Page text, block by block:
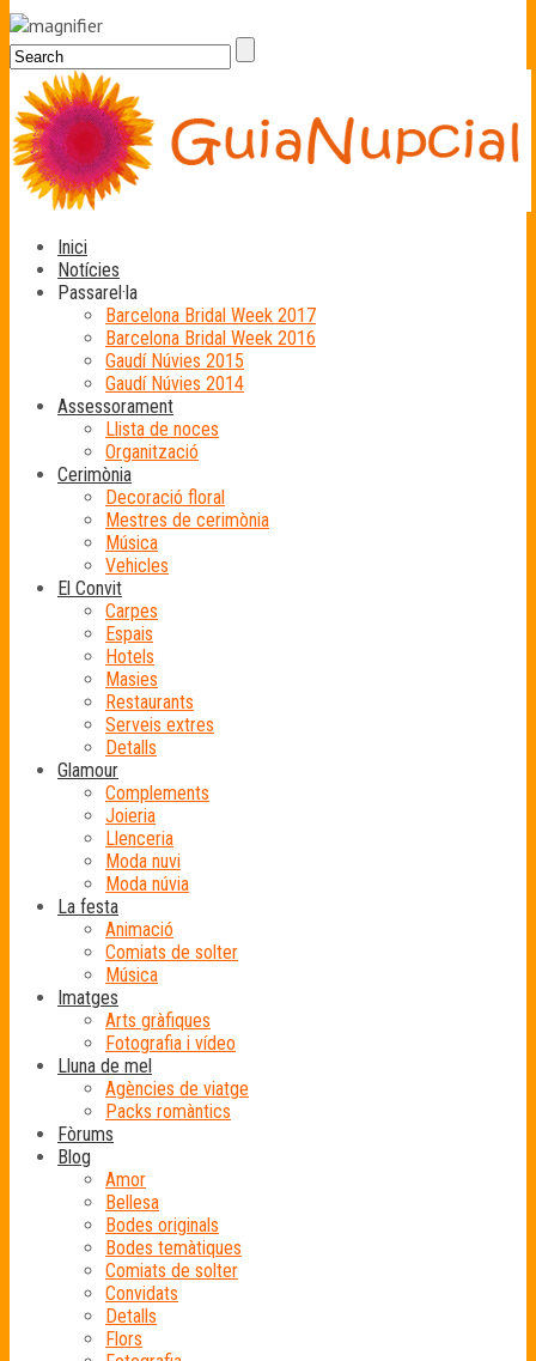
Inici
Notícies
Passarel·la
Barcelona Bridal Week 2017
Barcelona Bridal Week 2016
Gaudí Núvies 2015
Gaudí Núvies 2014
Assessorament
Llista de noces
Organització
Cerimònia
Decoració floral
Mestres de cerimònia
Música
Vehicles
El Convit
Carpes
Espais
Hotels
Masies
Restaurants
Serveis extres
Detalls
Glamour
Complements
Joieria
Llenceria
Moda nuvi
Moda núvia
La festa
Animació
Comiats de solter
Música
Imatges
Arts gràfiques
Fotografia i vídeo
Lluna de mel
Agències de viatge
Packs romàntics
Fòrums
Blog
Amor
Bellesa
Bodes originals
Bodes temàtiques
Comiats de solter
Convidats
Detalls
Flors